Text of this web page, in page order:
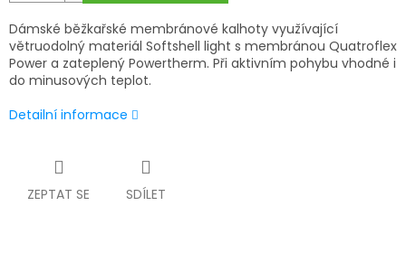
Dámské běžkařské membránové kalhoty využívající
větruodolný materiál Softshell light s membránou Quatroflex
Power a zateplený Powertherm. Při aktivním pohybu vhodné i
do minusových teplot.
Detailní informace
ZEPTAT SE SDÍLET